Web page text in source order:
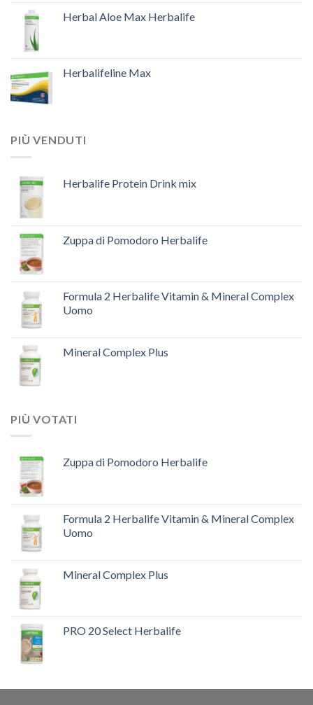
Herbal Aloe Max Herbalife
Herbalifeline Max
PIÙ VENDUTI
Herbalife Protein Drink mix
Zuppa di Pomodoro Herbalife
Formula 2 Herbalife Vitamin & Mineral Complex
Uomo
Mineral Complex Plus
PIÙ VOTATI
Zuppa di Pomodoro Herbalife
Formula 2 Herbalife Vitamin & Mineral Complex
Uomo
Mineral Complex Plus
PRO 20 Select Herbalife